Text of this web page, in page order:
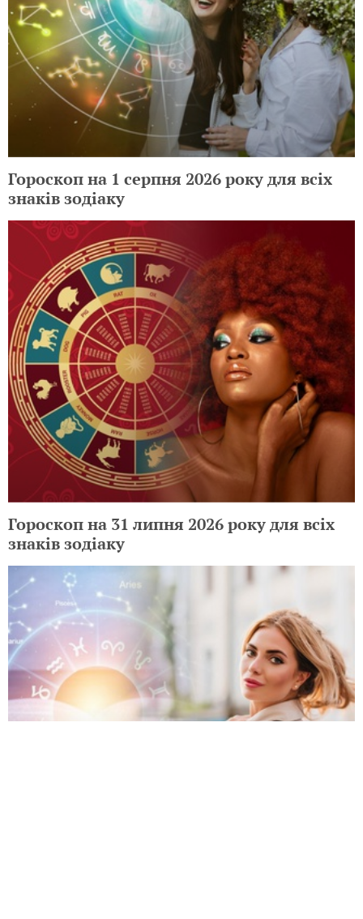
Гороскоп на 1 серпня 2026 року для всіх
знаків зодіаку
Гороскоп на 31 липня 2026 року для всіх
знаків зодіаку